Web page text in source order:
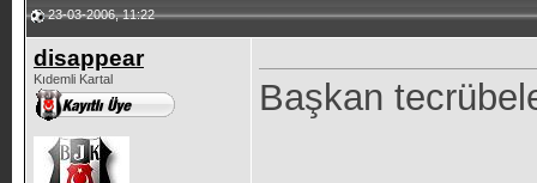
23-03-2006, 11:22
disappear
Kıdemli Kartal Başkan